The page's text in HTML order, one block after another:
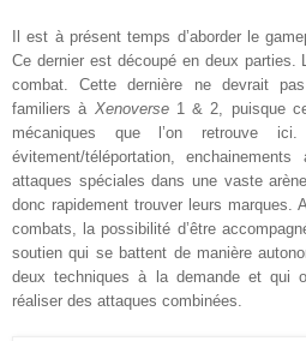
Il est à présent temps d’aborder le
Ce dernier est découpé en deux parties.
combat. Cette dernière ne devrait
familiers à Xenoverse1 & 2, puisque
mécaniques que l’on retrouve
évitement/téléportation,
attaques spéciales dans une vaste
donc rapidement trouver leurs marques.
combats, la possibilité d’être
soutien qui se battent de manière
deux techniques à la demande et qui
réaliser des attaques combinées.